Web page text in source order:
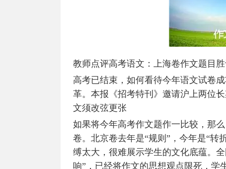
教师点评高考语文：上海卷作文题目
高考已结束，如何看待今年语文试卷
革。本报《招考特刊》邀请沪上两位
文须改弦更张
如果将今年高考作文题作一比较，那
卷。北京卷去年是“规则”，今年是“转
缚太大，很难展示学生的文化底蕴。
响”，已经将作文的思想观点限死，学